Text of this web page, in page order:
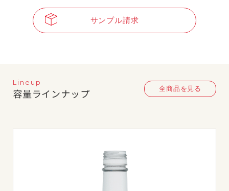
サンプル請求
Lineup
容量ラインナップ 全商品を見る